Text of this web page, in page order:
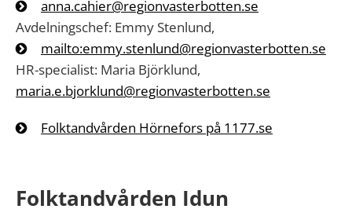
anna.cahier@regionvasterbotten.se
Avdelningschef: Emmy Stenlund,
mailto:emmy.stenlund@regionvasterbotten.se
HR-specialist: Maria Björklund,
maria.e.bjorklund@regionvasterbotten.se
Folktandvården Hörnefors på 1177.se
Folktandvården Idun